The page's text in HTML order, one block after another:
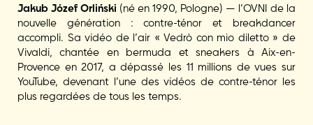
Jakub Józef Orliński (né en 1990, Pologne) — l’OVNI de la
nouvelle génération : contre-ténor et breakdancer
accompli. Sa vidéo de l’air « Vedrò con mio diletto » de
Vivaldi, chantée en bermuda et sneakers à Aix-en-
Provence en 2017, a dépassé les 11 millions de vues sur
YouTube, devenant l’une des vidéos de contre-ténor les
plus regardées de tous les temps.